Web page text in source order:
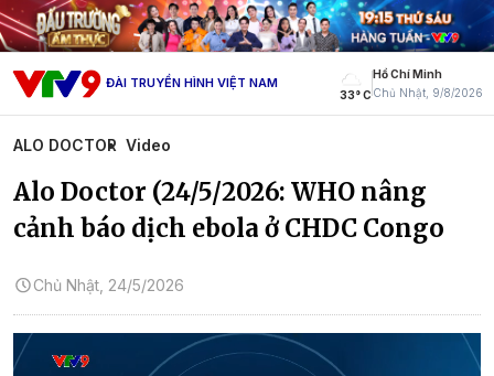
ĐÀI TRUYỀN HÌNH VIỆT NAM
33° C
Hồ Chí Minh
Chủ Nhật, 9/8/2026
ALO DOCTOR Video
Alo Doctor (24/5/2026: WHO nâng
cảnh báo dịch ebola ở CHDC Congo
Chủ Nhật, 24/5/2026